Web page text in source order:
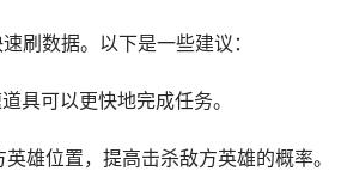
刷数据。以下是一些建议：
具可以更快地完成任务。
雄位置，提高击杀敌方英雄的概率。